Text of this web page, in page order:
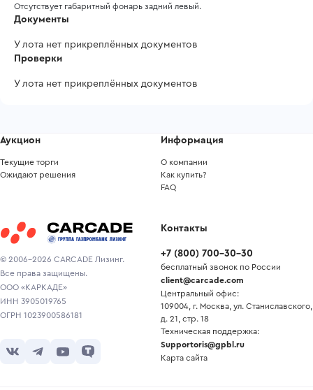
Отсутствует габаритный фонарь задний левый.
Документы
У лота нет прикреплённых документов
Проверки
У лота нет прикреплённых документов
© 2006-2026 CARCADE Лизинг.
Все права защищены.
ООО «КАРКАДЕ»
ИНН 3905019765
ОГРН 1023900586181
Аукцион
Текущие торги
Ожидают решения
Информация
О компании
Как купить?
FAQ
Контакты
+7 (800) 700-30-30
бесплатный звонок по России
client@carcade.com
Центральный офис:
109004, г. Москва, ул. Станиславского,
д. 21, стр. 18
Техническая поддержка:
Supportoris@gpbl.ru
Карта сайта